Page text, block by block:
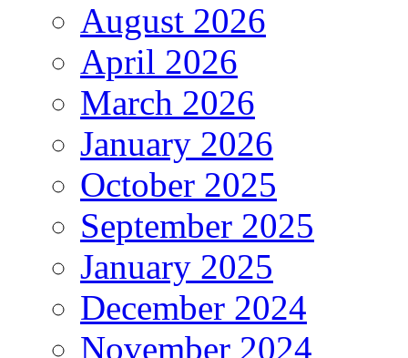
August 2026
April 2026
March 2026
January 2026
October 2025
September 2025
January 2025
December 2024
November 2024